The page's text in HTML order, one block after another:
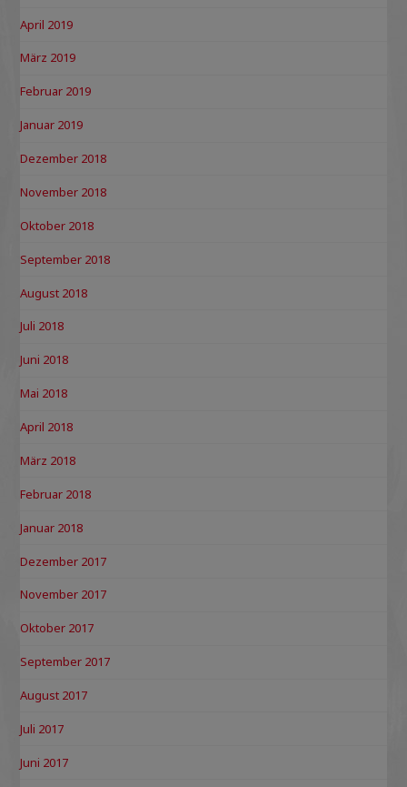
April 2019
März 2019
Februar 2019
Januar 2019
Dezember 2018
November 2018
Oktober 2018
September 2018
August 2018
Juli 2018
Juni 2018
Mai 2018
April 2018
März 2018
Februar 2018
Januar 2018
Dezember 2017
November 2017
Oktober 2017
September 2017
August 2017
Juli 2017
Juni 2017